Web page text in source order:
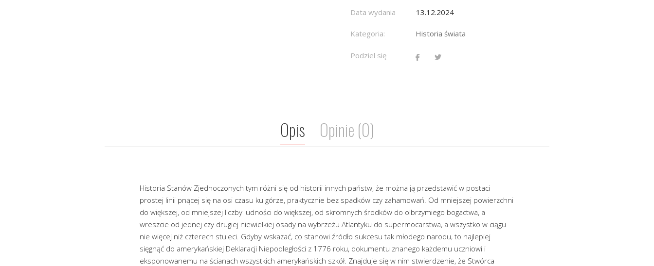
Data wydania 13.12.2024
Kategoria: Historia świata
Podziel się
Opis Opinie (0)
Historia Stanów Zjednoczonych tym różni się od historii innych państw, że można ją przedstawić w postaci
prostej linii pnącej się na osi czasu ku górze, praktycznie bez spadków czy zahamowań. Od mniejszej powierzchni
do większej, od mniejszej liczby ludności do większej, od skromnych środków do olbrzymiego bogactwa, a
wreszcie od jednej czy drugiej niewielkiej osady na wybrzeżu Atlantyku do supermocarstwa, a wszystko w ciągu
nie więcej niż czterech stuleci. Gdyby wskazać, co stanowi źródło sukcesu tak młodego narodu, to najlepiej
sięgnąć do amerykańskiej Deklaracji Niepodległości z 1776 roku, dokumentu znanego każdemu uczniowi i
eksponowanemu na ścianach wszystkich amerykańskich szkół. Znajduje się w nim stwierdzenie, że Stwórca